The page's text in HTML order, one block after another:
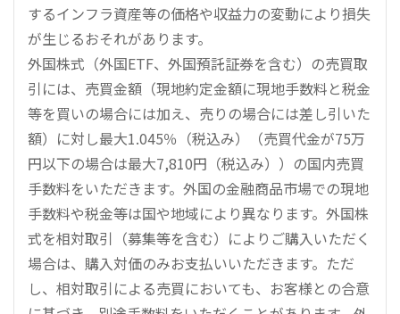
するインフラ資産等の価格や収益力の変動により損失
が生じるおそれがあります。
外国株式（外国ETF、外国預託証券を含む）の売買取
引には、売買金額（現地約定金額に現地手数料と税金
等を買いの場合には加え、売りの場合には差し引いた
額）に対し最大1.045％（税込み）（売買代金が75万
円以下の場合は最大7,810円（税込み））の国内売買
手数料をいただきます。外国の金融商品市場での現地
手数料や税金等は国や地域により異なります。外国株
式を相対取引（募集等を含む）によりご購入いただく
場合は、購入対価のみお支払いいただきます。ただ
し、相対取引による売買においても、お客様との合意